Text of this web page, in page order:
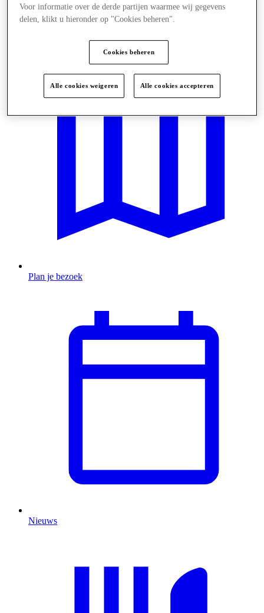
Plan je bezoek
Nieuws
Voor informatie over de derde partijen waarmee wij gegevens
delen, klikt u hieronder op "Cookies beheren".
Cookies beheren
Alle cookies weigeren Alle cookies accepteren